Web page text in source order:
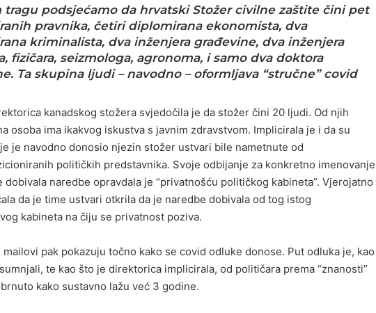
tragu podsjećamo da hrvatski Stožer civilne zaštite čini pet
pravnika, četiri diplomirana ekonomista, dva
kriminalista, dva inženjera građevine, dva inženjera
fizičara, seizmologa, agronoma, i samo dva doktora
Ta skupina ljudi – navodno – oformljava “stručne” covid
kanadskog stožera svjedočila je da stožer čini 20 ljudi. Od njih
osoba ima ikakvog iskustva s javnim zdravstvom. Implicirala je i da su
je navodno donosio njezin stožer ustvari bile nametnute od
političkih predstavnika. Svoje odbijanje za konkretno imenovanje
dobivala naredbe opravdala je “privatnošću političkog kabineta”. Vjerojatno
da je time ustvari otkrila da je naredbe dobivala od tog istog
kabineta na čiju se privatnost poziva.
mailovi pak pokazuju točno kako se covid odluke donose. Put odluka je, kao
te kao što je direktorica implicirala, od političara prema “znanosti”
kako sustavno lažu već 3 godine.